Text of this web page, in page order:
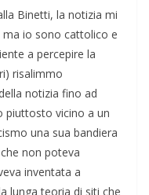
Binetti, la notizia mi
ma io sono cattolico e
a percepire la
risalimmo
notizia fino ad
piuttosto vicino a un
una sua bandiera
non poteva
inventata a
lunga teoria di siti che